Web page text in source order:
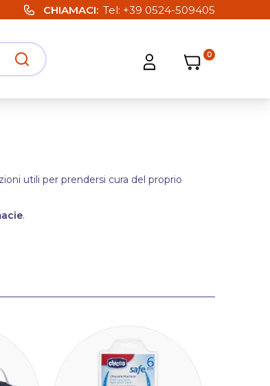
CHIAMACI Tel: +39 0524-509405
Apri ricerca Apri strumenti utente
Carrello
Carrello
0
utili per prendersi cura del proprio
.